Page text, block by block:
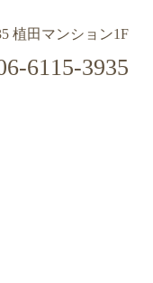
植田マンション1F
6115-3935